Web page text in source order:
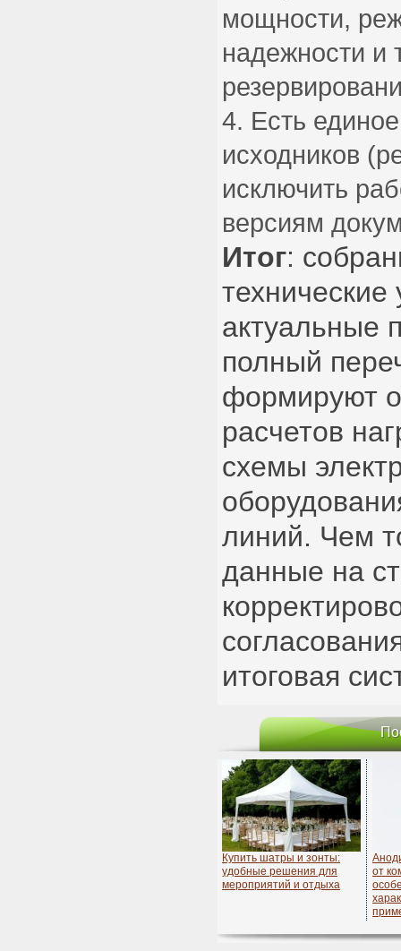
мощности,
надежности и
Есть
исходников
исключить
версиям
Итог:
технические
актуальные
полный
формируют
расчетов
схемы
линий. Чем
данные на
итоговая
Купить шатры и зонты:
удобные решения для
мероприятий и отдыха
от